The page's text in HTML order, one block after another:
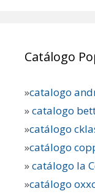
Catálogo
»catalogo
»catalogo
»catálogo
»catálogo
»catálogo la
»catálogo